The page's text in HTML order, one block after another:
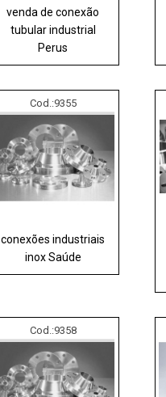
venda de conexão
tubular industrial
Perus
Cod.:9355
conexões industriais
inox Saúde
Cod.:9358